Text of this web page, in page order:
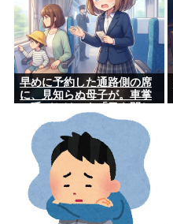
早めに予約した通路側の席
に、見知らぬ母子が。車掌
て無視」して居座られまし
た。無理やり奪われた席
は、結局“やったもん勝
ち”になっ...